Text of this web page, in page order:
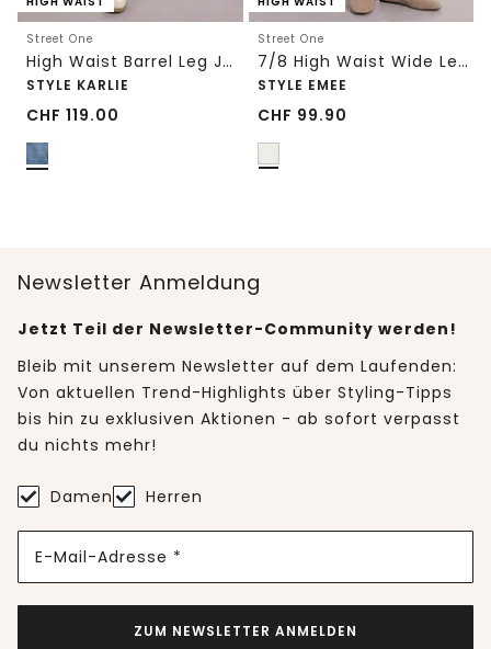
Street One
High Waist Barrel Leg Jeans im Loose Fit
STYLE KARLIE
CHF 119.00
Street One
7/8 High Waist Wide Leg Jeans im Loose Fit
STYLE EMEE
CHF 99.90
Newsletter Anmeldung
Jetzt Teil der Newsletter-Community werden!
Bleib mit unserem Newsletter auf dem Laufenden:
Von aktuellen Trend-Highlights über Styling-Tipps
bis hin zu exklusiven Aktionen - ab sofort verpasst
du nichts mehr!
Damen Herren
E-Mail-Adresse *
ZUM NEWSLETTER ANMELDEN